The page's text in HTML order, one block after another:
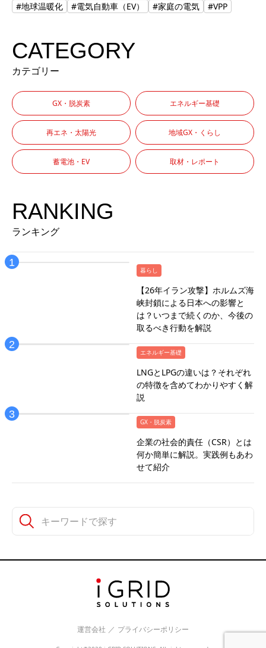
#地球温暖化
#電気自動車（EV） #家庭の電気 #VPP
CATEGORY
カテゴリー
GX・脱炭素 エネルギー基礎
再エネ・太陽光 地域GX・くらし
蓄電池・EV 取材・レポート
RANKING
ランキング
暮らし
【26年イラン攻撃】ホルムズ海
峡封鎖による日本への影響と
は？いつまで続くのか、今後の
取るべき行動を解説
エネルギー基礎
LNGとLPGの違いは？それぞれ
の特徴を含めてわかりやすく解
説
GX・脱炭素
企業の社会的責任（CSR）とは
何か簡単に解説。実践例もあわ
せて紹介
運営会社 ／ プライバシーポリシー